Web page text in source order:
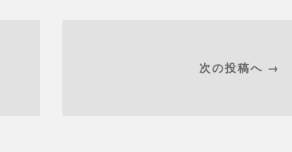
次の投稿へ →